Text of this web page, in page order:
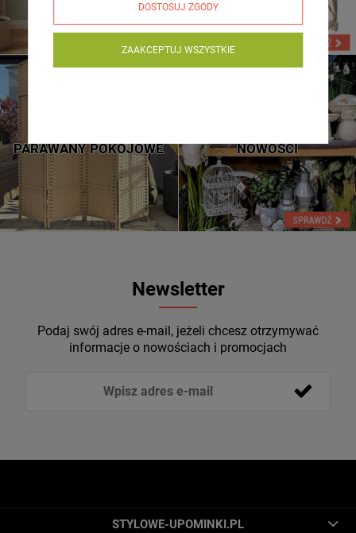
PARAWANY POKOJOWE NOWOŚCI
Newsletter
Podaj swój adres e-mail, jeżeli chcesz otrzymywać
informacje o nowościach i promocjach
STYLOWE-UPOMINKI.PL
DOSTOSUJ ZGODY
ZAAKCEPTUJ WSZYSTKIE